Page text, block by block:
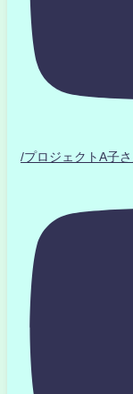
/プロジェクトA子